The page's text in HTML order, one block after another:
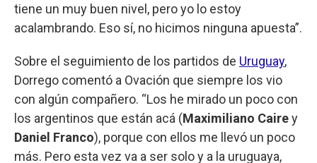
tiene un muy buen nivel, pero yo lo estoy
acalambrando. Eso sí, no hicimos ninguna apuesta”.
Sobre el seguimiento de los partidos de Uruguay,
Dorrego comentó a Ovación que siempre los vio
con algún compañero. “Los he mirado un poco con
los argentinos que están acá (Maximiliano Cairey
Daniel Franco), porque con ellos me llevó un poco
más. Pero esta vez va a ser solo y a la uruguaya,